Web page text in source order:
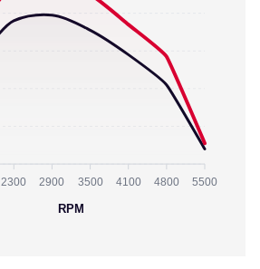
2300 2900 3500 4100 4800 5500
RPM